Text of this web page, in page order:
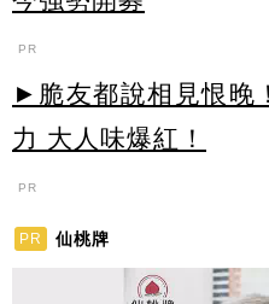
PR
►脆友都說相見恨晚
力 大人味爆紅！
PR
PR 仙桃牌